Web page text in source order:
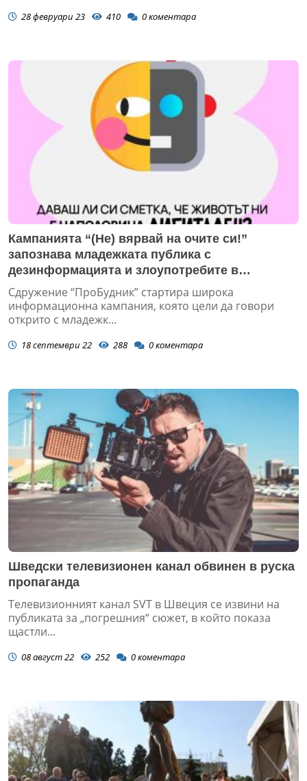
28 февруари 23 410 0коментара
Кампанията “(Не) вярвай на очите си!”
запознава младежката публика с
дезинформацията и злоупотребите в
дигиталното пространство
Сдружение “ПроБудник” стартира широка
информационна кампания, която цели да говори
открито с младежк...
18 септември 22 288 0коментара
Шведски телевизионен канал обвинен в руска
пропаганда
Телевизионният канал SVT в Швеция се извини на
публиката за „погрешния“ сюжет, в който показа
щастли...
08 август 22 252 0коментара